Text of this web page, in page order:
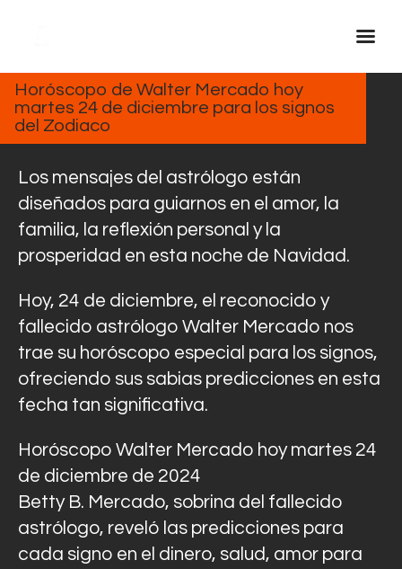
Inicio Real FM
Streaming
En Vivo
Descarga La APP
Programas
Noticias
Equipo
Sobre Nosotros
Contactos
24, 2024
Horóscopo de Walter Mercado hoy
martes 24 de diciembre para los signos
del Zodiaco
Los mensajes del astrólogo están
diseñados para guiarnos en el amor, la
familia, la reflexión personal y la
prosperidad en esta noche de Navidad.
Hoy, 24 de diciembre, el reconocido y
fallecido astrólogo Walter Mercado nos
trae su horóscopo especial para los signos,
ofreciendo sus sabias predicciones en esta
fecha tan significativa.
Horóscopo Walter Mercado hoy martes 24
de diciembre de 2024
Betty B. Mercado, sobrina del fallecido
astrólogo, reveló las predicciones para
cada signo en el dinero, salud, amor para